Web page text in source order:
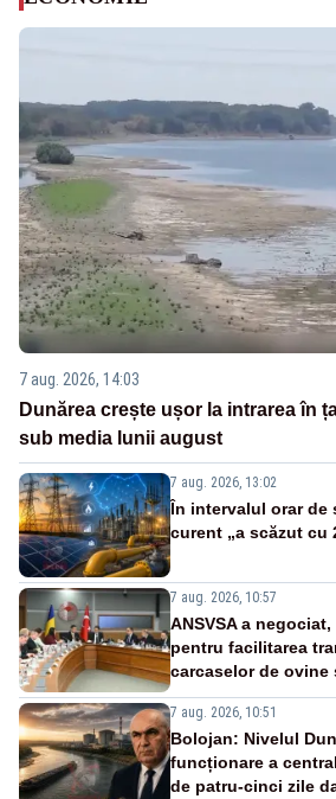
7 aug. 2026, 14:03
Dunărea crește ușor la intrarea în
sub media lunii august
7 aug. 2026, 13:02
În intervalul orar de
curent „a scăzut cu
7 aug. 2026, 10:57
ANSVSA a
pentru facilitarea
carcaselor de ovine
7 aug. 2026, 10:51
Bolojan: Nivelul
funcționare a
de patru-cinci zile